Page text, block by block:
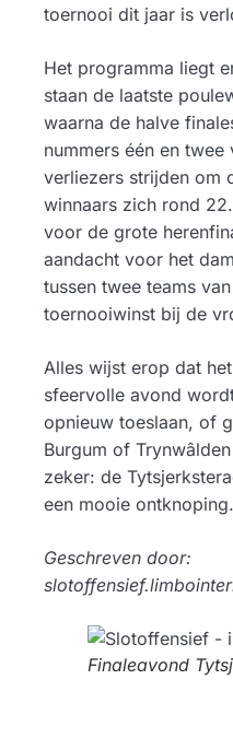
toernooi dit jaar is
Het programma liegt
staan de laatste
waarna de halve
nummers één en
verliezers strijden om
winnaars zich rond
voor de grote
aandacht voor het
tussen twee teams
toernooiwinst bij de
Alles wijst erop dat
sfeervolle avond
opnieuw toeslaan, of
Burgum of
zeker: de
een mooie ontknoping.
Geschreven door:
Finaleavond